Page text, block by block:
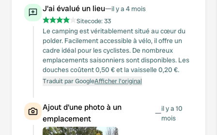
J'ai évalué un lieu—il y a 4 mois
Sitecode:33
Le camping est véritablement situé au cœur du
polder. Facilement accessible à vélo, il offre un
cadre idéal pour les cyclistes. De nombreux
emplacements saisonniers sont disponibles. Les
douches coûtent 0,50 € et la vaisselle 0,20 €.
Traduit par GoogleAfficher l'original
Ajout d'une photo à un
emplacement
—il y a 10
mois